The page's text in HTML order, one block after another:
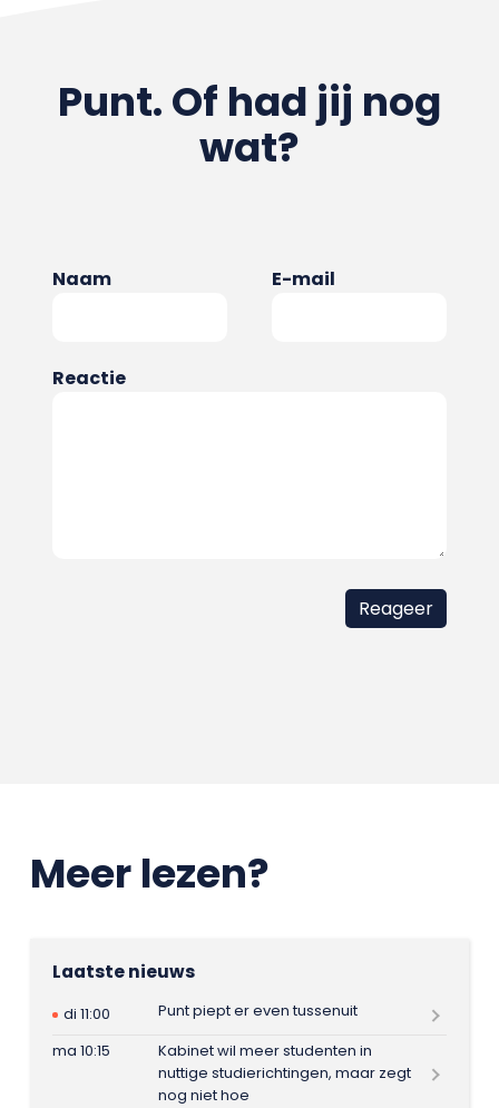
Punt. Of had jij nog
wat?
Naam E-mail
Reactie
Meer lezen?
Laatste nieuws
di 11:00
Punt piept er even tussenuit
ma 10:15
Kabinet wil meer studenten in
nuttige studierichtingen, maar zegt
nog niet hoe